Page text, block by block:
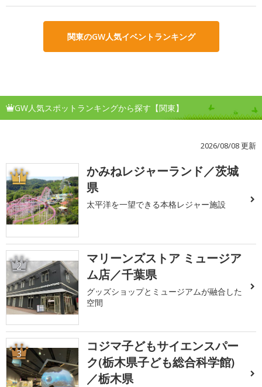
関東のGW人気イベントランキング
GW人気スポットランキングから探す【関東】
2026/08/08 更新
1
かみねレジャーランド／茨城
県
太平洋を一望できる本格レジャー施設
2
マリーンズストア ミュージア
ム店／千葉県
グッズショップとミュージアムが融合した
空間
3
コジマ子どもサイエンスパー
ク(栃木県子ども総合科学館)
／栃木県